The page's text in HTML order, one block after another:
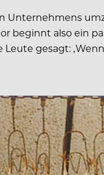
Unternehmens
beginnt also ein
gesagt: